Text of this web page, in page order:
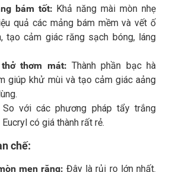
bám tốt: Khả năng mài mòn nhẹ
quả các mảng bám mềm và vết ố
tạo cảm giác răng sạch bóng, láng
thơm mát: Thành phần bạc hà
giúp khử mùi và tạo cảm giác aảng
So với các phương pháp tẩy trắng
có giá thành rất rẻ.
chế:
men răng: Đây là rủi ro lớn nhất.